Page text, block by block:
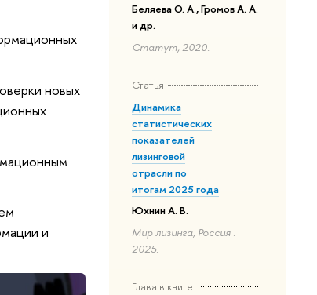
Беляева О. А., Громов А. А.
и др.
Статут, 2020.
Статья
Динамика
статистических
показателей
лизинговой
отрасли по
итогам 2025 года
Юхнин А. В.
Мир лизинга, Россия .
2025.
Глава в книге
новых
и